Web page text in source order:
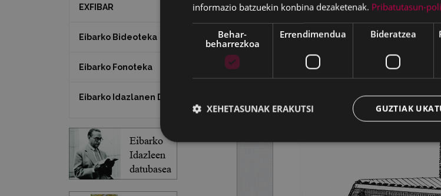
EXFIBAR
Eibarko Bideoteka
Eibarko Fonoteka
Eibarko Idazlanen Datu-basea
informazio batzuekin konbina dezaketenak. Pribatutasun-
Behar-
beharrezkoa
Errendimendua Bideratzea
GUZTIAK
XEHETASUNAK ERAKUTSI